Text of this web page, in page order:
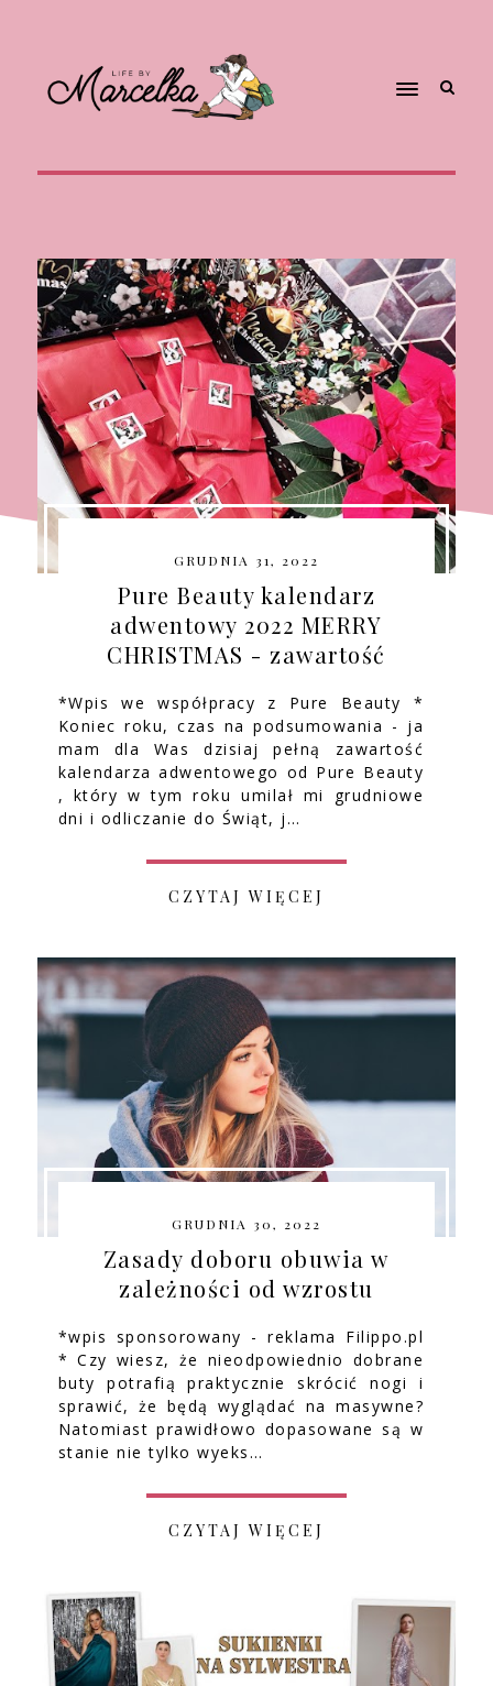
GRUDNIA 31, 2022
Pure Beauty kalendarz
adwentowy 2022 MERRY
CHRISTMAS - zawartość
*Wpis we współpracy z Pure Beauty *
Koniec roku, czas na podsumowania - ja
mam dla Was dzisiaj pełną zawartość
kalendarza adwentowego od Pure Beauty
, który w tym roku umilał mi grudniowe
dni i odliczanie do Świąt, j…
CZYTAJ WIĘCEJ
GRUDNIA 30, 2022
Zasady doboru obuwia w
zależności od wzrostu
*wpis sponsorowany - reklama Filippo.pl
* Czy wiesz, że nieodpowiednio dobrane
buty potrafią praktycznie skrócić nogi i
sprawić, że będą wyglądać na masywne?
Natomiast prawidłowo dopasowane są w
stanie nie tylko wyeks…
CZYTAJ WIĘCEJ